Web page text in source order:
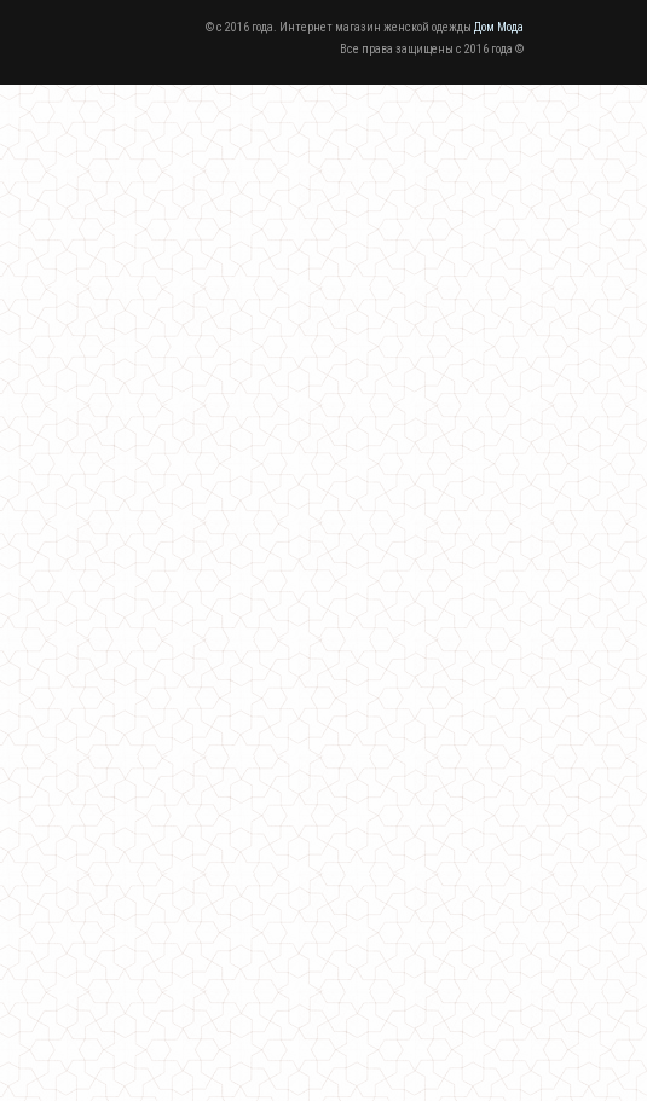
© c 2016 года. Интернет магазин женской одежды Дом Мода
Все права защищены c 2016 года ©